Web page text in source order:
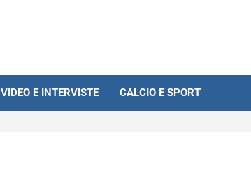
VIDEO E INTERVISTE CALCIO E SPORT